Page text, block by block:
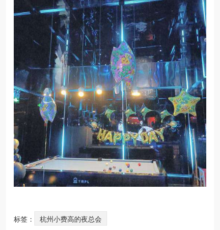
标签： 杭州小费高的夜总会